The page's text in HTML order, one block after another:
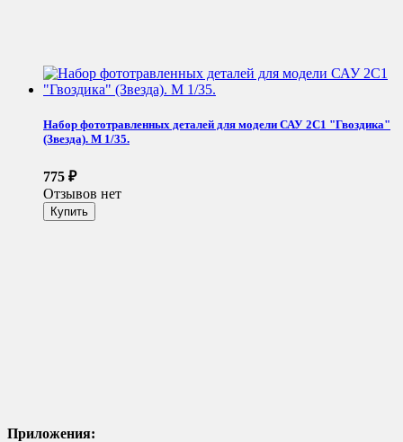
Набор фототравленных деталей для модели САУ 2С1 "Гвоздика"
(Звезда). М 1/35.
775 ₽
Отзывов нет
Приложения: